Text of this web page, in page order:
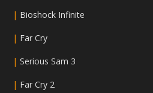
| Bioshock Infinite
| Far Cry
| Serious Sam 3
| Far Cry 2